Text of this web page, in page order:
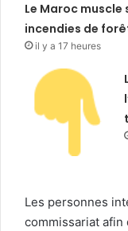
Le Maroc
incendies de
il y a 17 heures
Les personnes
commissariat afin